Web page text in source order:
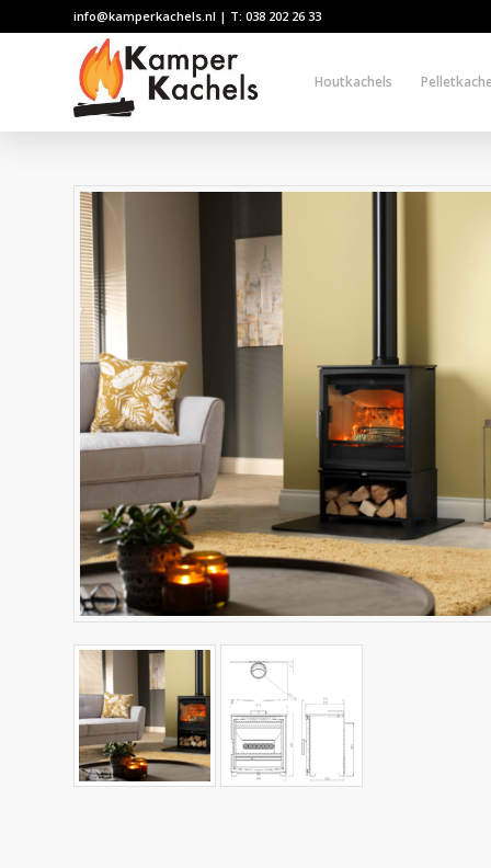
info@kamperkachels.nl | T: 038 202 26 33
Houtkachels